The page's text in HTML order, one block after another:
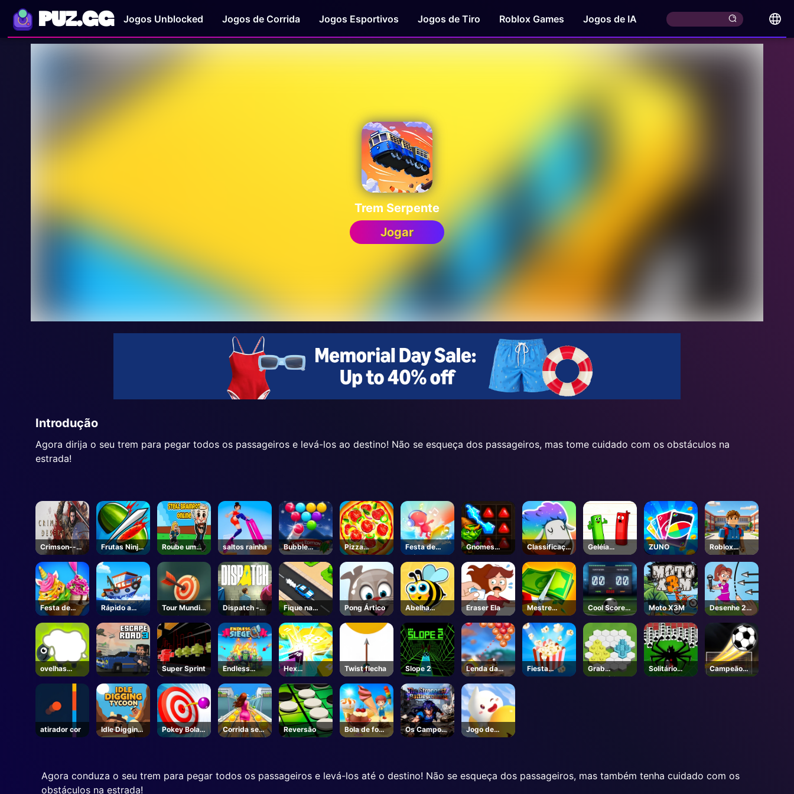
PUZ.GG Jogos Unblocked Jogos de Corrida Jogos Esportivos Jogos de Tiro Roblox Games Jogos de IA
Trem Serpente
Jogar
Introdução
Agora dirija o seu trem para pegar todos os passageiros e levá-los ao destino! Não se esqueça dos passageiros, mas tome cuidado com os obstáculos na
estrada!
Crimson--
Steam
Frutas Ninja
Online
Roube um
Brainrot-
Online Jogos
saltos rainha
Bubble
Shooter Blitz
Pizza
Clicker
Festa de
Música
Gnomes
gananciosos
Classificaçã
o de ovelhas
Geléia
Doods
ZUNO
Roblox
Character
Generator
Festa de
sobremesa
de verão
Rápido a
Tour Mundial
de Tiro com
Arco
Dispatch -
Steam
Fique na
estrada
Pong Ártico
Abelha
Conectar
Eraser Ela
Mestre
Dinheiro
Cool Score
Futebol
Moto X3M
Desenhe 2
Salvar
Puzzle
ovelhas
ovelhas
Super Sprint
Endless
Siege
Hex
explosão
Twist flecha Slope 2
Lenda da
Bolha
Fiesta
Popcorn
Grab
Território
Solitário
Aranha 2
Campeão
Futebol
atirador cor
Idle Digging
Tycoon
Pokey Bola
em linha
Corrida sem
fim do metrô
Reversão
Bola de fogo
vs sorvete
Os Campos
de Batalha
Jogo de
salto alto
Agora conduza o seu trem para pegar todos os passageiros e levá-los até o destino! Não se esqueça dos passageiros, mas também tenha cuidado com os
obstáculos na estrada!